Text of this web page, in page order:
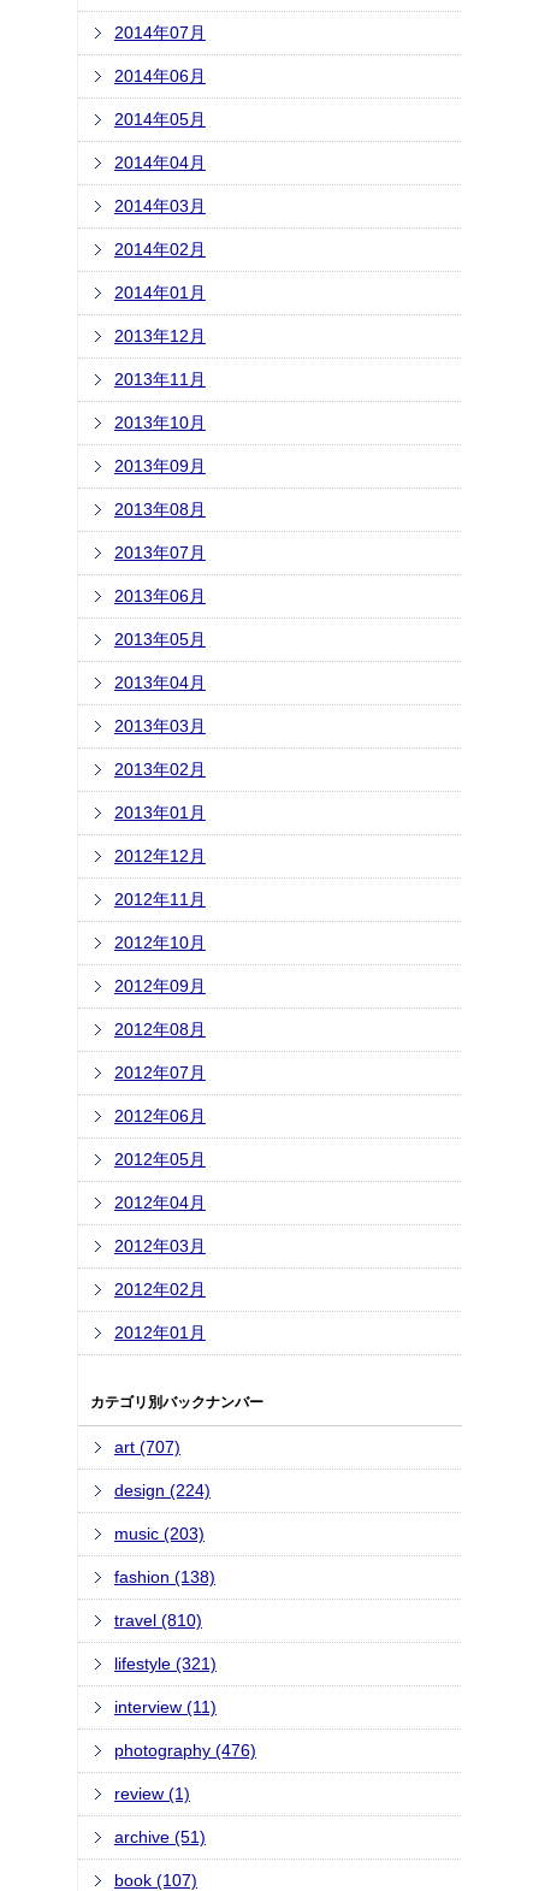
2014年07月
2014年06月
2014年05月
2014年04月
2014年03月
2014年02月
2014年01月
2013年12月
2013年11月
2013年10月
2013年09月
2013年08月
2013年07月
2013年06月
2013年05月
2013年04月
2013年03月
2013年02月
2013年01月
2012年12月
2012年11月
2012年10月
2012年09月
2012年08月
2012年07月
2012年06月
2012年05月
2012年04月
2012年03月
2012年02月
2012年01月
カテゴリ別バックナンバー
art (707)
design (224)
music (203)
fashion (138)
travel (810)
lifestyle (321)
interview (11)
photography (476)
review (1)
archive (51)
book (107)